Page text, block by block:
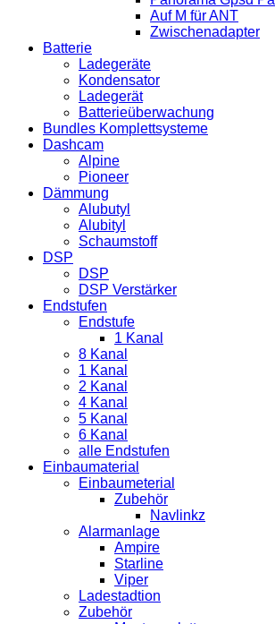
Auf M für ANT
Zwischenadapter
Batterie
Ladegeräte
Kondensator
Ladegerät
Batterieüberwachung
Bundles Komplettsysteme
Dashcam
Alpine
Pioneer
Dämmung
Alubutyl
Alubityl
Schaumstoff
DSP
DSP
DSP Verstärker
Endstufen
Endstufe
1 Kanal
8 Kanal
1 Kanal
2 Kanal
4 Kanal
5 Kanal
6 Kanal
alle Endstufen
Einbaumaterial
Einbaumeterial
Zubehör
Navlinkz
Alarmanlage
Ampire
Starline
Viper
Ladestadtion
Zubehör